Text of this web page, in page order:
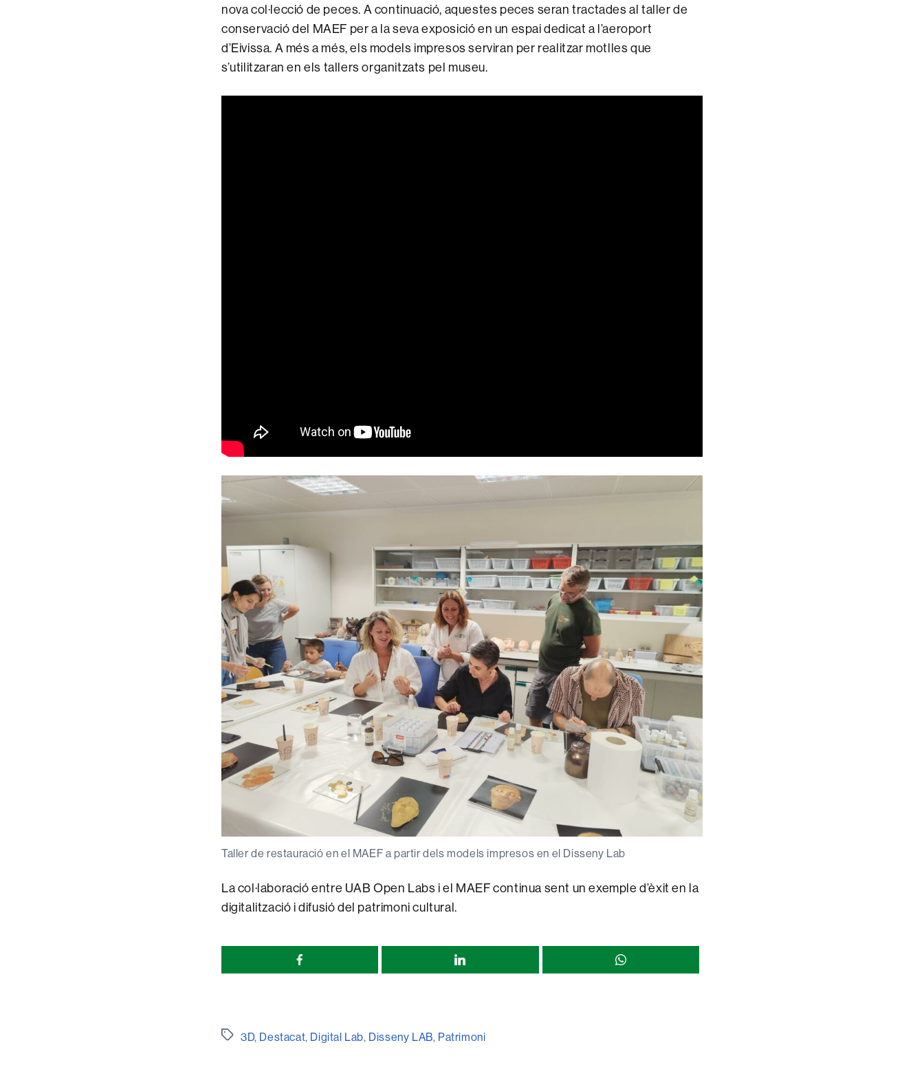
nova col·lecció de peces. A continuació, aquestes peces seran tractades al taller de
conservació del MAEF per a la seva exposició en un espai dedicat a l’aeroport
d’Eivissa. A més a més, els models impresos serviran per realitzar motlles que
s’utilitzaran en els tallers organitzats pel museu.
Taller de restauració en el MAEF a partir dels models impresos en el Disseny Lab
La col·laboració entre UAB Open Labs i el MAEF continua sent un exemple d’èxit en la
digitalització i difusió del patrimoni cultural.
Compartir
esta
Etiquetes
3D, Destacat, Digital Lab, Disseny LAB, Patrimoni